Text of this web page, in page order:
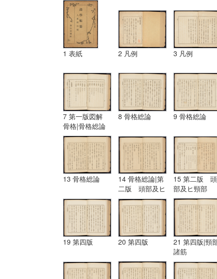
1 表紙 2 凡例 3 凡例
7 第一版図解
骨格|骨格総論
8 骨格総論 9 骨格総論
13 骨格総論
14 骨格総論|第
二版 頭部及ヒ
頸部
15 第二版 頭
部及ヒ頸部
19 第四版 20 第四版
21 第四版|頸
諸筋